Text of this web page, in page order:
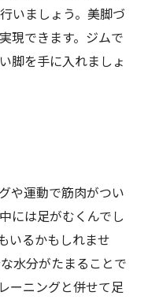
いましょう。美脚づ
現できます。ジムで
脚を手に入れましょ
や運動で筋肉がつい
には足がむくんでし
いるかもしれませ
水分がたまることで
ーニングと併せて足